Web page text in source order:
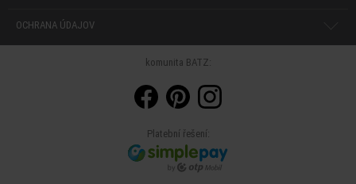
OCHRANA ÚDAJOV
komunita BATZ:
Platební řešení: